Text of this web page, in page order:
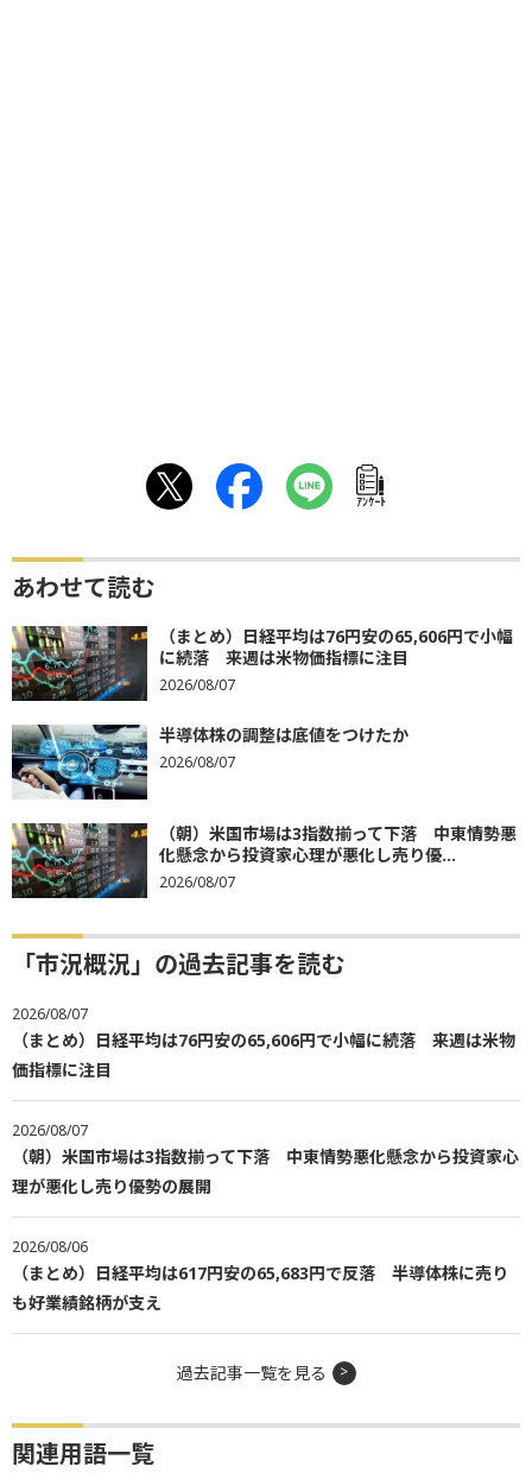
ｱﾝｹｰﾄ
あわせて読む
（まとめ）日経平均は76円安の65,606円で小幅
に続落 来週は米物価指標に注目
2026/08/07
半導体株の調整は底値をつけたか
2026/08/07
（朝）米国市場は3指数揃って下落 中東情勢悪
化懸念から投資家心理が悪化し売り優...
2026/08/07
「市況概況」の過去記事を読む
2026/08/07
（まとめ）日経平均は76円安の65,606円で小幅に続落 来週は米物
価指標に注目
2026/08/07
（朝）米国市場は3指数揃って下落 中東情勢悪化懸念から投資家心
理が悪化し売り優勢の展開
2026/08/06
（まとめ）日経平均は617円安の65,683円で反落 半導体株に売り
も好業績銘柄が支え
過去記事一覧を見る
関連用語一覧